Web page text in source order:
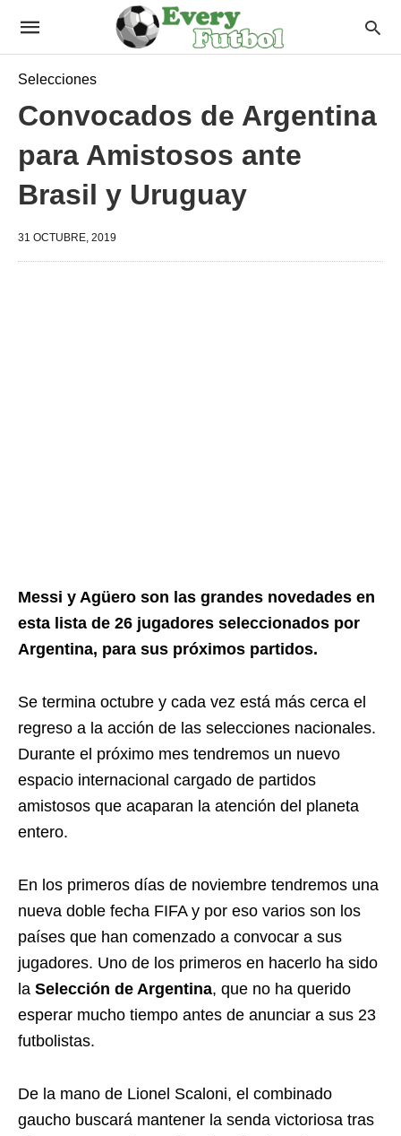
Selecciones
Convocados de Argentina
para Amistosos ante
Brasil y Uruguay
31 OCTUBRE, 2019
Messi y Agüero son las grandes novedades en
esta lista de 26 jugadores seleccionados por
Argentina, para sus próximos partidos.
Se termina octubre y cada vez está más cerca el
regreso a la acción de las selecciones nacionales.
Durante el próximo mes tendremos un nuevo
espacio internacional cargado de partidos
amistosos que acaparan la atención del planeta
entero.
En los primeros días de noviembre tendremos una
nueva doble fecha FIFA y por eso varios son los
países que han comenzado a convocar a sus
jugadores. Uno de los primeros en hacerlo ha sido
la Selección de Argentina, que no ha querido
esperar mucho tiempo antes de anunciar a sus 23
futbolistas.
De la mano de Lionel Scaloni, el combinado
gaucho buscará mantener la senda victoriosa tras